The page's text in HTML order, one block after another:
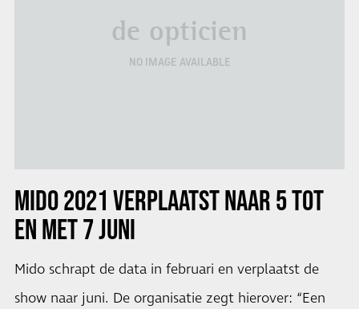
de opticien
NO IMAGE AVAILABLE
MIDO 2021 VERPLAATST NAAR 5 TOT
EN MET 7 JUNI
Mido schrapt de data in februari en verplaatst de
show naar juni. De organisatie zegt hierover: “Een